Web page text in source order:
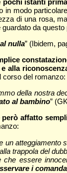
in modo
di una rosa,
guardato da
nulla” (Ibidem,
alla
corso del romanzo:
della nostra
al bambino”
affatto
un atteggiamento
trappola del
essere
i